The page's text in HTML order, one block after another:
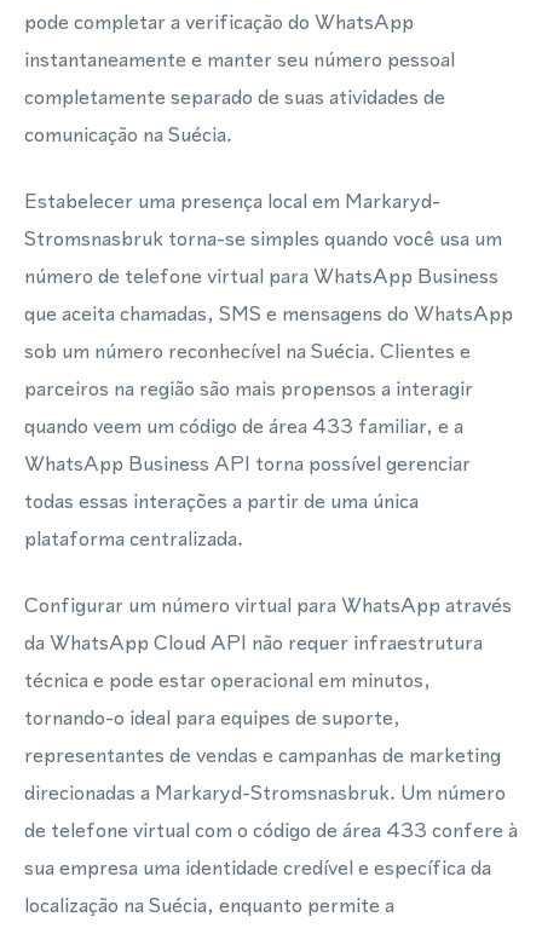
pode completar a verificação do WhatsApp
instantaneamente e manter seu número pessoal
completamente separado de suas atividades de
comunicação na Suécia.
Estabelecer uma presença local em Markaryd-
Stromsnasbruk torna-se simples quando você usa um
número de telefone virtual para WhatsApp Business
que aceita chamadas, SMS e mensagens do WhatsApp
sob um número reconhecível na Suécia. Clientes e
parceiros na região são mais propensos a interagir
quando veem um código de área 433 familiar, e a
WhatsApp Business API torna possível gerenciar
todas essas interações a partir de uma única
plataforma centralizada.
Configurar um número virtual para WhatsApp através
da WhatsApp Cloud API não requer infraestrutura
técnica e pode estar operacional em minutos,
tornando-o ideal para equipes de suporte,
representantes de vendas e campanhas de marketing
direcionadas a Markaryd-Stromsnasbruk. Um número
de telefone virtual com o código de área 433 confere à
sua empresa uma identidade credível e específica da
localização na Suécia, enquanto permite a